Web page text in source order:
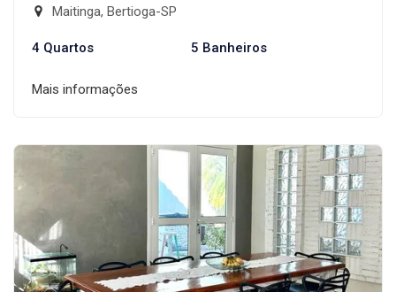
Maitinga, Bertioga-SP
4 Quartos 5 Banheiros
Mais informações